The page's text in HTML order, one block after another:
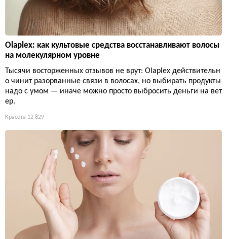
Olaplex: как культовые средства восстанавливают волосы
на молекулярном уровне
Тысячи восторженных отзывов не врут: Olaplex действительн
о чинит разорванные связи в волосах, но выбирать продукты
надо с умом — иначе можно просто выбросить деньги на вет
ер.
Красота 12 829